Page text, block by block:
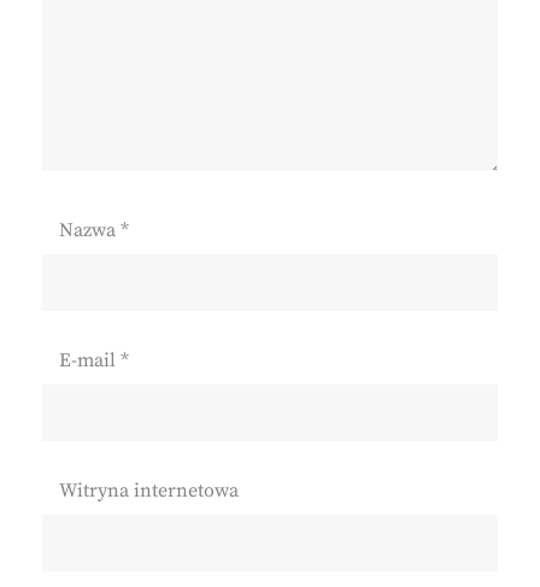
Nazwa *
E-mail *
Witryna internetowa